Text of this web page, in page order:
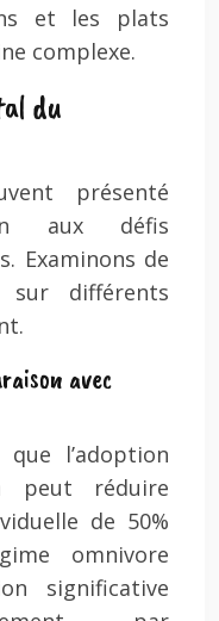
et les plats
complexe.
du
présenté
aux défis
Examinons de
différents
avec
l’adoption
peut réduire
de 50%
omnivore
significative